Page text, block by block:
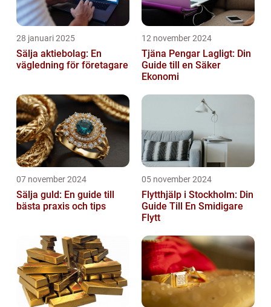
28 januari 2025
Sälja aktiebolag: En
vägledning för företagare
12 november 2024
Tjäna Pengar Lagligt: Din
Guide till en Säker
Ekonomi
07 november 2024
Sälja guld: En guide till
bästa praxis och tips
05 november 2024
Flytthjälp i Stockholm: Din
Guide Till En Smidigare
Flytt